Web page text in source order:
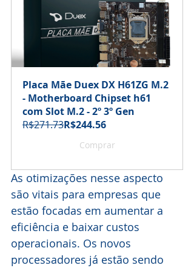
Placa Mãe Duex DX H61ZG M.2
- Motherboard Chipset h61
com Slot M.2 - 2º 3º Gen
R$271.73R$244.56
Comprar
As otimizações nesse aspecto
são vitais para empresas que
estão focadas em aumentar a
eficiência e baixar custos
operacionais. Os novos
processadores já estão sendo